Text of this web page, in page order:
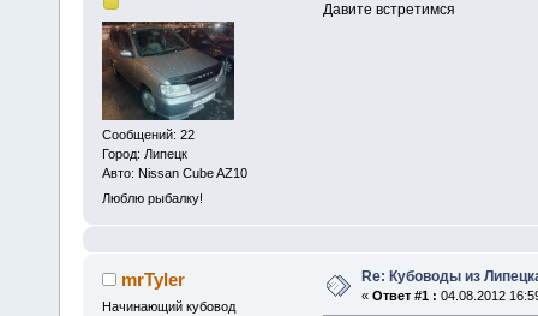
Сообщений: 22
Город: Липецк
Авто: Nissan Cube AZ10
Люблю рыбалку!
Давите встретимся
mrTyler
Начинающий кубовод
Re: Кубоводы из
« Ответ #1 : 04.08.2012